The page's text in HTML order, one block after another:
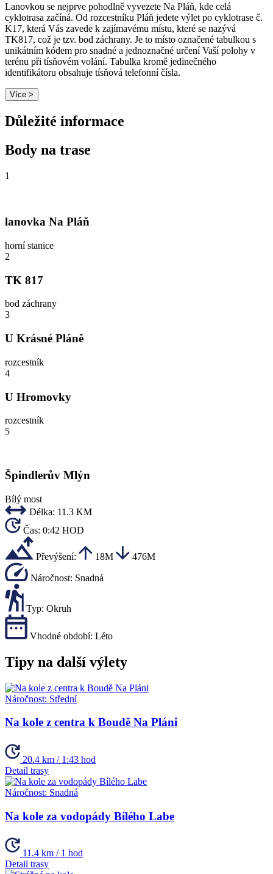
Lanovkou se nejprve pohodlně vyvezete Na Pláň, kde celá
cyklotrasa začíná. Od rozcestníku Pláň jedete výlet po cyklotrase č.
K17, která Vás zavede k zajímavému místu, které se nazývá
TK817, což je tzv. bod záchrany. Je to místo označené tabulkou s
unikátním kódem pro snadné a jednoznačné určení Vaší polohy v
terénu při tísňovém volání. Tabulka kromě jedinečného
identifikátoru obsahuje tísňová telefonní čísla.
Více >
Důležité informace
Body na trase
1
lanovka Na Pláň
horní stanice
2
TK 817
bod záchrany
3
U Krásné Pláně
rozcestník
4
U Hromovky
rozcestník
5
Špindlerův Mlýn
Bílý most
Délka: 11.3 KM
Čas: 0:42 HOD
Převýšení: 18M 476M
Náročnost: Snadná
Typ: Okruh
Vhodné období: Léto
Tipy na další výlety
Náročnost: Střední
Na kole z centra k Boudě Na Pláni
20.4 km / 1:43 hod
Detail trasy
Náročnost: Snadná
Na kole za vodopády Bílého Labe
11.4 km / 1 hod
Detail trasy